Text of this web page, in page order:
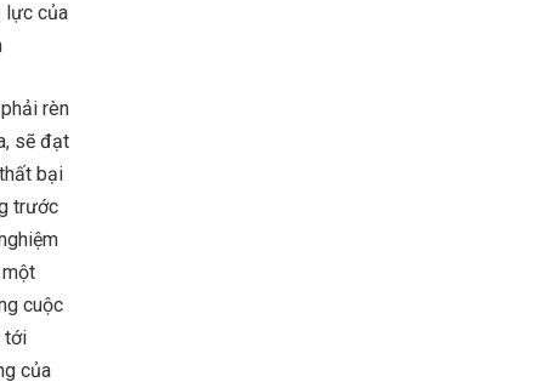
lực của
rèn
sẽ đạt
bại
trước
cuộc
tới
của